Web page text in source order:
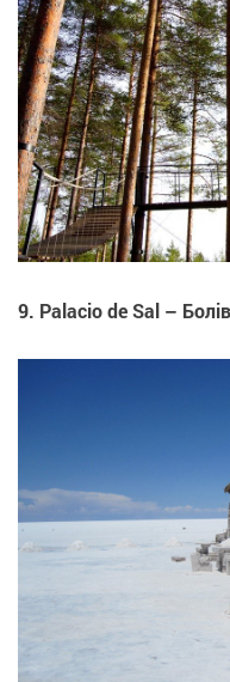
9. Palacio de Sal –